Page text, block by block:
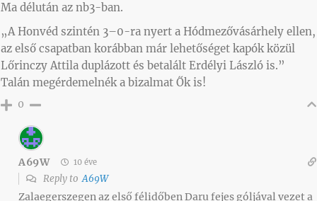
Ma délután az nb3-ban.
„A Honvéd szintén 3–0-ra nyert a Hódmezővásárhely ellen,
az első csapatban korábban már lehetőséget kapók közül
Lőrinczy Attila duplázott és betalált Erdélyi László is.”
Talán megérdemelnék a bizalmat Ők is!
0
A69W 10 éve
Reply toA69W
Zalaegerszegen az első félidőben Daru fejes góljával vezet a